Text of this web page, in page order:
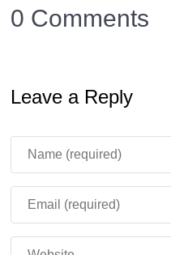
так же со Спаунером
строительных блоков.
PE
0 Comments
Leave a Reply